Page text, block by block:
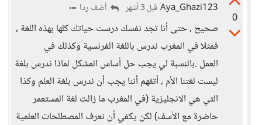
0
Aya_Ghazi123 قبل 3 أشهر أضف ردا
صحيح ، حتى أنا تجد نفسك درست حياتك كلها بهذه اللغة ،
فمثلا في المغرب ندرس باللغة الفرنسية وكذلك في
العمل .بالنسبة لي يجب حل أساس المشكل لماذا ندرس بلغة
ليست لغتنا الأم ، أتفهم أننا يجب أن ندرس بلغة العلم وكذا
التي هي الانجليزية (في المغرب ما زالت لغة المستعمر
حاضرة مع الأسف) لكن يكفي أن نعرف المصطلحات العلمية